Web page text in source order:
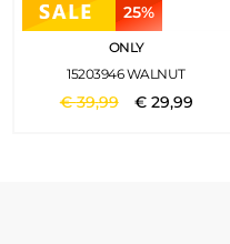
25%
ONLY
15203946 WALNUT
€39,99 € 29,99